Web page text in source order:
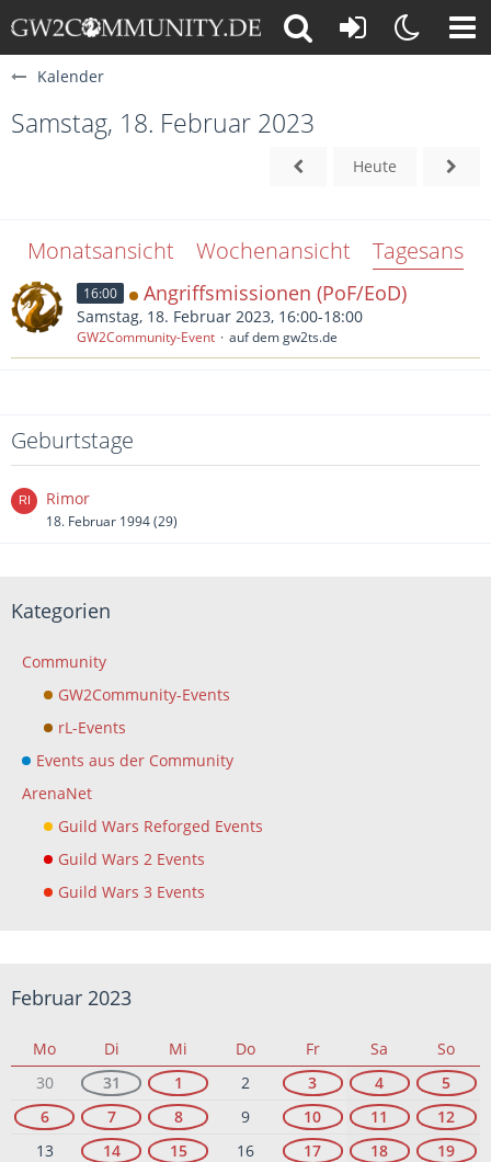
Kalender
Samstag, 18. Februar 2023
Heute
Monatsansicht Wochenansicht
16:00 Angriffsmissionen (PoF/EoD)
Samstag, 18. Februar 2023, 16:00-18:00
GW2Community-Event auf dem gw2ts.de
Geburtstage
Rimor
18. Februar 1994 (29)
Kategorien
Community
GW2Community-Events
rL-Events
Events aus der Community
ArenaNet
Guild Wars Reforged Events
Guild Wars 2 Events
Guild Wars 3 Events
Februar 2023
Mo Di Mi Do Fr Sa
So
30
31 1 2 3 4
5
6
7 8 9 10 11
12
13
14 15 16 17 18
19